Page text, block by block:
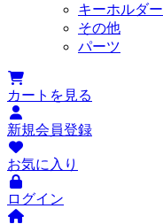
キーホルダー
その他
パーツ
カートを見る
新規会員登録
お気に入り
ログイン